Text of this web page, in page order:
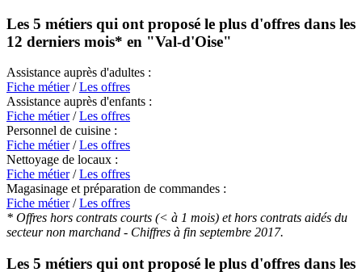
Les 5 métiers qui ont proposé le plus d'offres dans les
12 derniers mois* en "Val-d'Oise"
Assistance auprès d'adultes :
Fiche métier/Les offres
Assistance auprès d'enfants :
Fiche métier/Les offres
Personnel de cuisine :
Fiche métier/Les offres
Nettoyage de locaux :
Fiche métier/Les offres
Magasinage et préparation de commandes :
Fiche métier/Les offres
* Offres hors contrats courts (< à 1 mois) et hors contrats aidés du
secteur non marchand - Chiffres à fin septembre 2017.
Les 5 métiers qui ont proposé le plus d'offres dans les